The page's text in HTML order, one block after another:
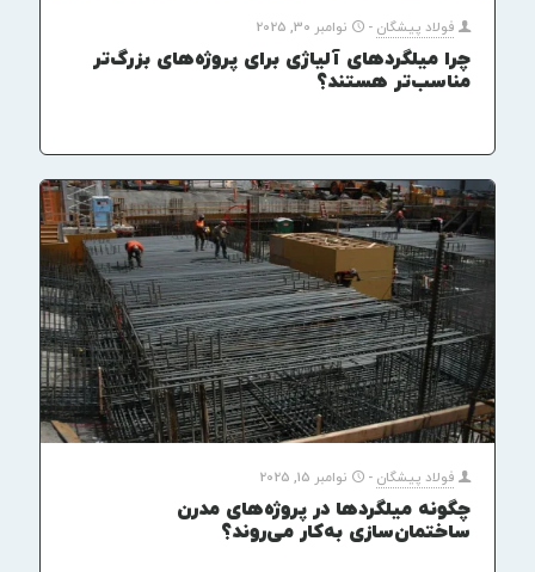
فولاد پیشگان - نوامبر 30, 2025
چرا میلگردهای آلیاژی برای پروژه‌های بزرگ‌تر
مناسب‌تر هستند؟
فولاد پیشگان - نوامبر 15, 2025
چگونه میلگردها در پروژه‌های مدرن
ساختمان‌سازی به‌کار می‌روند؟